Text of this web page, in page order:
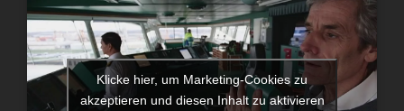
Klicke hier, um Marketing-Cookies zu
akzeptieren und diesen Inhalt zu aktivieren